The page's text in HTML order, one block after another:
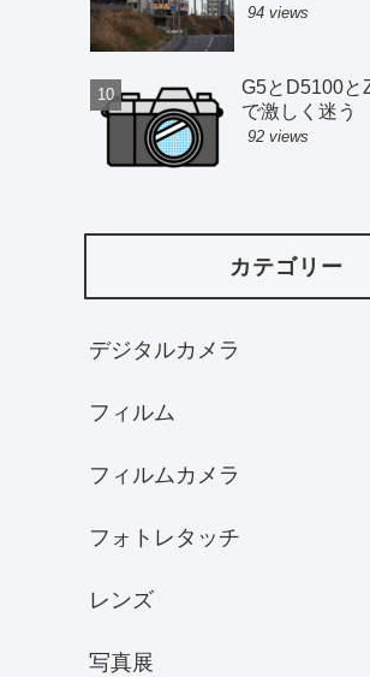
94 views
G5とD5100と
で激しく迷う
92 views
カテゴリー
デジタルカメラ
フィルム
フィルムカメラ
フォトレタッチ
レンズ
写真展